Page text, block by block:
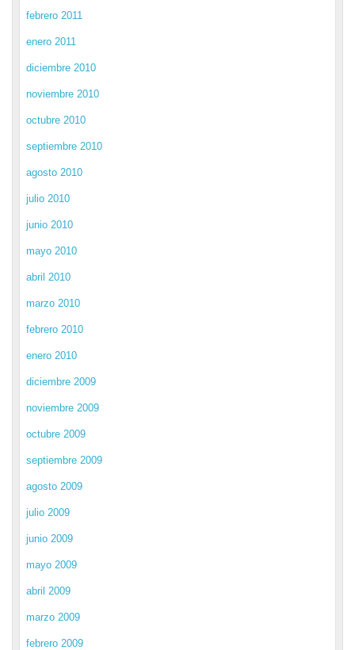
febrero 2011
enero 2011
diciembre 2010
noviembre 2010
octubre 2010
septiembre 2010
agosto 2010
julio 2010
junio 2010
mayo 2010
abril 2010
marzo 2010
febrero 2010
enero 2010
diciembre 2009
noviembre 2009
octubre 2009
septiembre 2009
agosto 2009
julio 2009
junio 2009
mayo 2009
abril 2009
marzo 2009
febrero 2009